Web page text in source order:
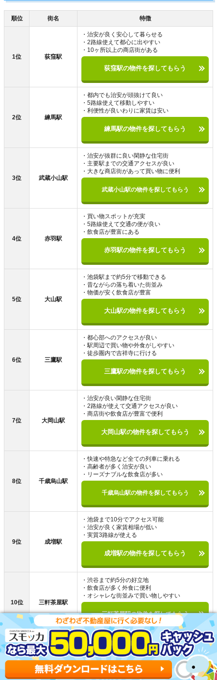
順位 街名 特徴
1位 荻窪駅
・治安が良く安心して暮らせる
・2路線使えて都心に出やすい
・10ヶ所以上の商店街がある
荻窪駅の物件を探してもらう
2位 練馬駅
・都内でも治安が頭抜けて良い
・5路線使えて移動しやすい
・利便性が良いわりに家賃は安い
練馬駅の物件を探してもらう
3位 武蔵小山駅
・治安が抜群に良い閑静な住宅街
・主要駅までの交通アクセスが良い
・大きな商店街があって買い物に便利
武蔵小山駅の物件を探してもらう
4位 赤羽駅
・買い物スポットが充実
・5路線使えて交通の便が良い
・飲食店が豊富にある
赤羽駅の物件を探してもらう
5位 大山駅
・池袋駅まで約5分で移動できる
・昔ながらの落ち着いた街並み
・物価が安く飲食店が豊富
大山駅の物件を探してもらう
6位 三鷹駅
・都心部へのアクセスが良い
・駅周辺で買い物や外食がしやすい
・徒歩圏内で吉祥寺に行ける
三鷹駅の物件を探してもらう
7位 大岡山駅
・治安が良い閑静な住宅街
・2路線が使えて交通アクセスが良い
・商店街や飲食店が豊富で便利
大岡山駅の物件を探してもらう
8位 千歳烏山駅
・快速や特急など全ての列車に乗れる
・高齢者が多く治安が良い
・リーズナブルな飲食店が多い
千歳烏山駅の物件を探してもらう
9位 成増駅
・池袋まで10分でアクセス可能
・治安が良く家賃相場が低い
・実質3路線が使える
成増駅の物件を探してもらう
10位 三軒茶屋駅
・渋谷まで約5分の好立地
・飲食店が多く外食に便利
・オシャレな街並みで買い物しやすい
三軒茶屋駅の物件を探してもらう
萩山駅以外で住む街を探している人向けに、東京で住みや
すい街をまとめました。上記の街は、治安や交通アクセス
の良さ、家賃相場の低さなどに優れたおすすめの街です。